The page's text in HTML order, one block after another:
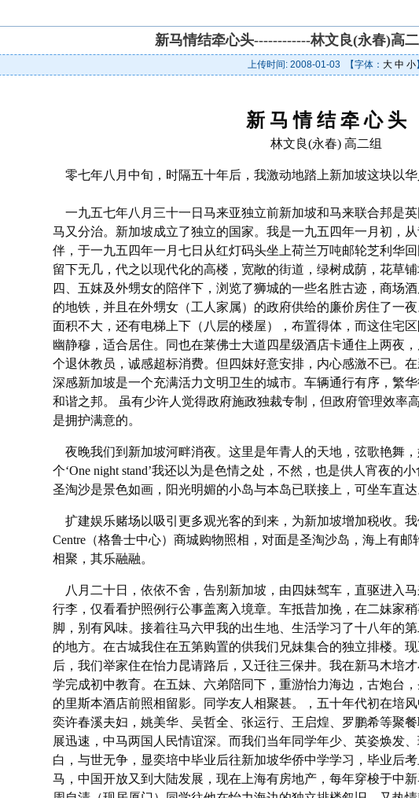
新马情结牵心头------------林文良(永春)高二
上传时间: 2008-01-03 【字体： 大 中 小】
新 马 情 结 牵 心 头
林文良(永春) 高二组
零七年八月中旬，时隔五十年后，我激动地踏上新加坡这块以华
一九五七年八月三十一日马来亚独立前新加坡和马来联合邦是
马又分治。新加坡成立了独立的国家。我是一九五四年一月初，
伴，于一九五四年一月七日从红灯码头坐上荷兰万吨邮轮芝利华
留下无几，代之以现代化的高楼，宽敞的街道，绿树成荫，花草铺
四、五妺及外甥女的陪伴下，浏览了狮城的一些名胜古迹，商场
的地铁，并且在外甥女（工人家属）的政府供给的廉价房住了一
面积不大，还有电梯上下（八层的楼屋），布置得体，而这住宅
幽静穆，适合居住。同也在莱佛士大道四星级酒店卡通住上两夜
个退休教员，诚感超标消费。但四妺好意安排，内心感激不已。
深感新加坡是一个充满活力文明卫生的城市。车辆通行有序，繁
和谐之邦。 虽有少许人觉得政府施政独裁专制，但政府管理效率
是拥护满意的。
夜晚我们到新加坡河畔消夜。这里是年青人的天地，弦歌艳舞
个‘One night stand’我还以为是色情之处，不然，也是供人宵夜的
圣淘沙是景色如画，阳光明媚的小岛与本岛已联接上，可坐车直
扩建娱乐赌场以吸引更多观光客的到来，为新加坡增加税收。我
Centre（格鲁士中心）商城购物照相，对面是圣淘沙岛，海上有
相聚，其乐融融。
八月二十日，依依不舍，告别新加坡，由四妹驾车，直驱进入
行李，仅看看护照例行公事盖离入境章。车抵昔加挽，在二妹家
脚，别有风味。接着往马六甲我的出生地、生活学习了十八年的
的地方。在古城我住在五第购置的供我们兄妹集合的独立排楼。
后，我们举家住在怡力昆请路后，又迁往三保井。我在新马木培
学完成初中教育。在五妹、六弟陪同下，重游怡力海边，古炮台
的里斯本酒店前照相留影。同学友人相聚甚。，五十年代初在培
奕许春溪夫妇，姚美华、吴哲全、张运行、王启煌、罗鹏希等聚
展迅速，中马两国人民情谊深。而我们当年同学年少、英姿焕发
白，与世无争，显奕培中毕业后往新加坡华侨中学学习，毕业后
马，中国开放又到大陆发展，现在上海有房地产，每年穿梭于中